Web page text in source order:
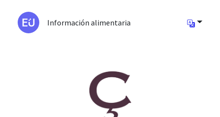
Información alimentaria